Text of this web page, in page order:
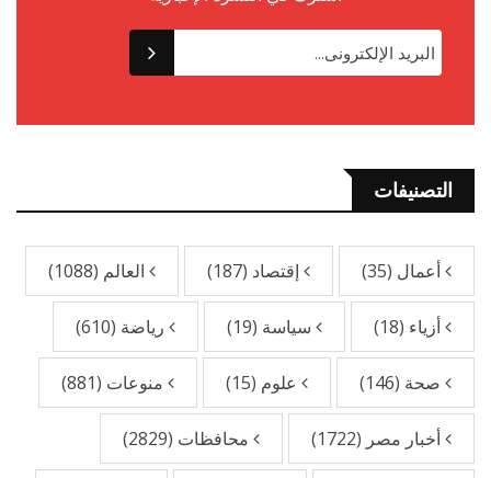
التصنيفات
أعمال (35) إقتصاد (187) العالم (1088)
أزياء (18) سياسة (19) رياضة (610)
صحة (146) علوم (15) منوعات (881)
أخبار مصر (1722) محافظات (2829)